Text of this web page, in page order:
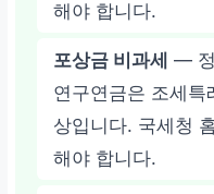
해야 합니다.
포상금 비과세 — 정
연구연금은 조세특
상입니다. 국세청
해야 합니다.